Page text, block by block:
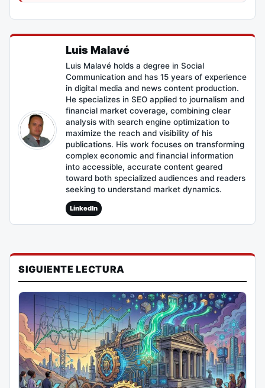
Luis Malavé
Luis Malavé holds a degree in Social
Communication and has 15 years of experience
in digital media and news content production.
He specializes in SEO applied to journalism and
financial market coverage, combining clear
analysis with search engine optimization to
maximize the reach and visibility of his
publications. His work focuses on transforming
complex economic and financial information
into accessible, accurate content geared
toward both specialized audiences and readers
seeking to understand market dynamics.
LinkedIn
SIGUIENTE LECTURA